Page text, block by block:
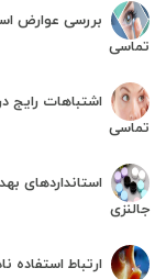
بررسی عوارض
تماسی
اشتباهات رایج
تماسی
استانداردهای
جالنزی
ارتباط استفاده